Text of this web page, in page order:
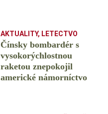
AKTUALITY, LETECTVO
Čínsky bombardér s
vysokorýchlostnou
raketou znepokojil
americké námorníctvo